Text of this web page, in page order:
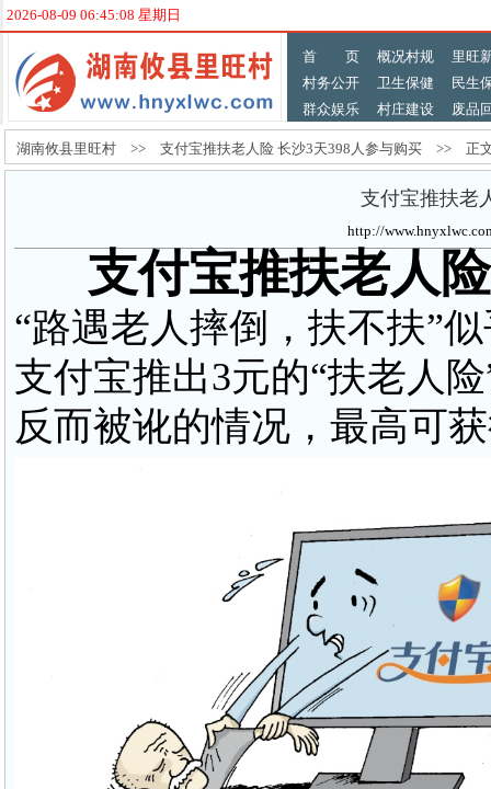
2026-08-09 06:45:09 星期日
首 页 概况村规
里旺
村务公开
卫生保健
民生
群众娱乐
村庄建设 废品
湖南攸县里旺村 >> 支付宝推扶老人险 长沙3天398人参与购买 >> 正
支付宝推扶老
http://
支付宝推扶老人
“路遇老人摔倒，扶不扶”
支付宝推出3元的“扶老人
反而被讹的情况，最高可